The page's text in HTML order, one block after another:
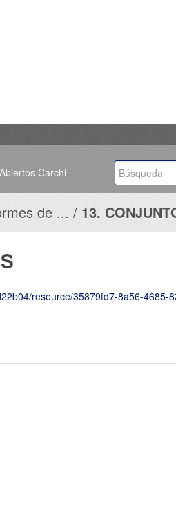
Carchi
de ... 13.
Febrero-Numeral-13-13-viaticos-informes-de-trabajo-y-justificativos-